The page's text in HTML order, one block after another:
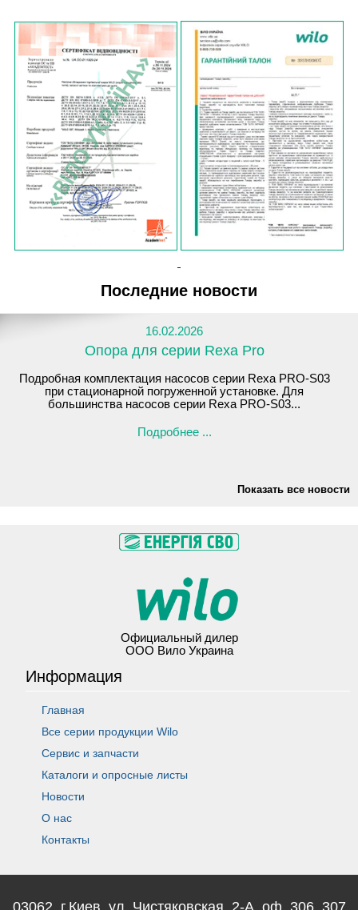
Последние новости
16.02.2026
Опора для серии Rexa Pro
Подробная комплектация насосов серии Rexa PRO-S03
при стационарной погруженной установке. Для
большинства насосов серии Rexa PRO-S03...
Подробнее ...
Показать все новости
Официальный дилер
ООО Вило Украина
Информация
Главная
Все серии продукции Wilo
Сервис и запчасти
Каталоги и опросные листы
Новости
О нас
Контакты